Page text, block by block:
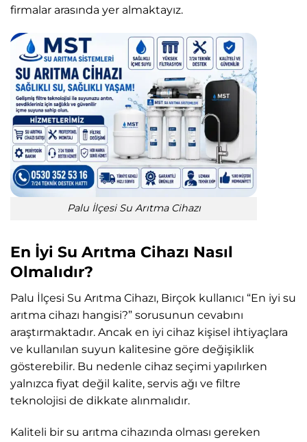
firmalar arasında yer almaktayız.
Palu İlçesi Su Arıtma Cihazı
En İyi Su Arıtma Cihazı Nasıl
Olmalıdır?
Palu İlçesi Su Arıtma Cihazı, Birçok kullanıcı “En iyi su
arıtma cihazı hangisi?” sorusunun cevabını
araştırmaktadır. Ancak en iyi cihaz kişisel ihtiyaçlara
ve kullanılan suyun kalitesine göre değişiklik
gösterebilir. Bu nedenle cihaz seçimi yapılırken
yalnızca fiyat değil kalite, servis ağı ve filtre
teknolojisi de dikkate alınmalıdır.
Kaliteli bir su arıtma cihazında olması gereken